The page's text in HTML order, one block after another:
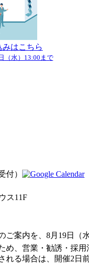
みはこちら
（水）13:00まで
付）
ス11F
案内を、8月19日（
、営業・勧誘・採
る場合は、開催2